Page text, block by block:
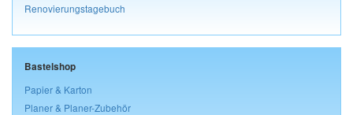
Renovierungstagebuch
Bastelshop
Papier & Karton
Planer & Planer-Zubehör